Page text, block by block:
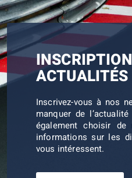
ACTUALITÉS
Inscrivez-vous à nos
manquer de
également choisir de
informations sur les
vous intéressent.